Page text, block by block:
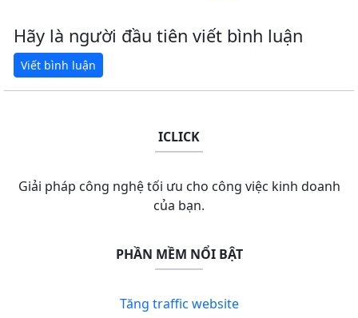
Hãy là người đầu tiên viết bình luận
ICLICK
Giải pháp công nghệ tối ưu cho công việc kinh doanh
của bạn.
PHẦN MỀM NỔI BẬT
Tăng traffic website